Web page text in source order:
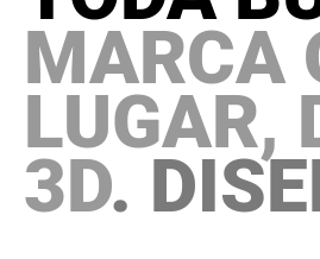
MARCA
LUGAR,
3D.